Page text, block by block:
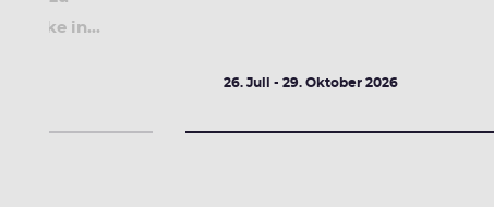
Bike in...
26. Juli - 29. Oktober 2026